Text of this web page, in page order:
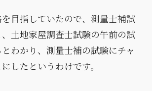
目指していたので、測量士補試
土地家屋調査士試験の午前の試
わかり、測量士補の試験にチャ
したというわけです。